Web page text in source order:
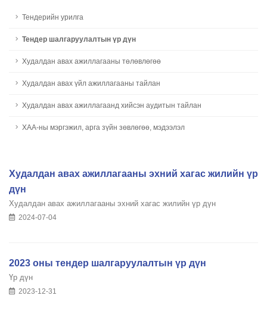
Тендерийн урилга
Тендер шалгаруулалтын үр дүн
Худалдан авах ажиллагааны төлөвлөгөө
Худалдан авах үйл ажиллагааны тайлан
Худалдан авах ажиллагаанд хийсэн аудитын тайлан
ХАА-ны мэргэжил, арга зүйн зөвлөгөө, мэдээлэл
Худалдан авах ажиллагааны эхний хагас жилийн үр
дүн
Худалдан авах ажиллагааны эхний хагас жилийн үр дүн
2024-07-04
2023 оны тендер шалгаруулалтын үр дүн
Үр дүн
2023-12-31